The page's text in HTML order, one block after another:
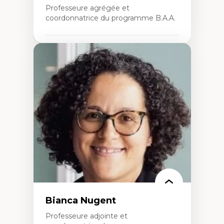
Professeure agrégée et
coordonnatrice du programme B.A.A.
Expertises
Conciliation travail-vie personnelle
Gestion des ressources humaines
(attraction et fidélisation de la main-
d’œuvre)
Responsabilité sociale des organisations
Interventions organisationnelles
Comportement organisationnel
(mobilisation au travail)
Recherche qualitative
Éthique des affaires
Bianca Nugent
Professeure adjointe et